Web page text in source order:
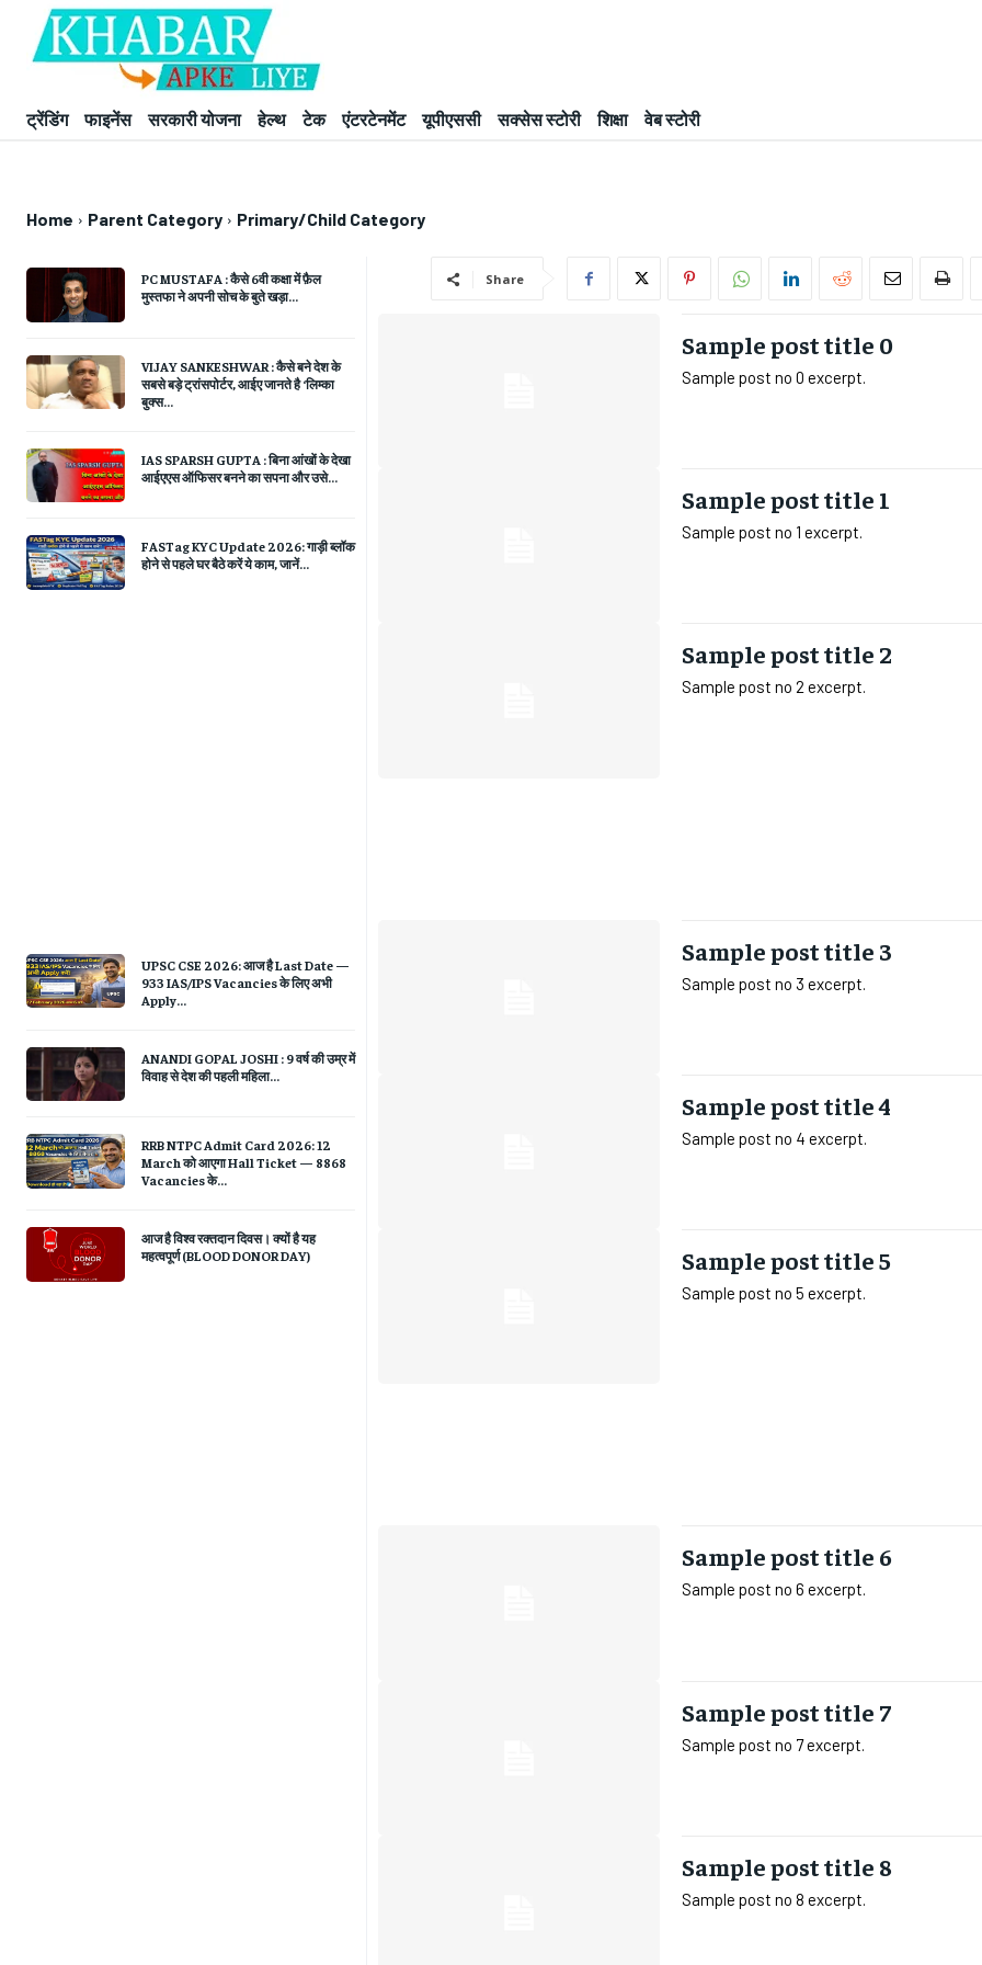
ट्रेंडिंग फाइनेंस सरकारी योजना हेल्थ टेक एंटरटेनमेंट यूपीएससी सक्सेस स्टोरी शिक्षा वेब स्टोरी
Home Parent Category Primary/Child Category
PC MUSTAFA : कैसे 6वी कक्षा में फ़ैल
मुस्तफा ने अपनी सोच के बुते खड़ा...
VIJAY SANKESHWAR : कैसे बने देश के
सबसे बड़े ट्रांसपोर्टर, आईए जानते है ‘लिम्का
बुक्स...
IAS SPARSH GUPTA : बिना आंखों के देखा
आईएएस ऑफिसर बनने का सपना और उसे...
FASTag KYC Update 2026: गाड़ी ब्लॉक
होने से पहले घर बैठे करें ये काम, जानें...
UPSC CSE 2026: आज है Last Date —
933 IAS/IPS Vacancies के लिए अभी
Apply...
ANANDI GOPAL JOSHI : 9 वर्ष की उम्र में
विवाह से देश की पहली महिला...
RRB NTPC Admit Card 2026: 12
March को आएगा Hall Ticket — 8868
Vacancies के...
आज है विश्व रक्तदान दिवस। क्यों है यह
महत्वपूर्ण (BLOOD DONOR DAY)
Share
Sample post title 0
Sample post no 0 excerpt.
Sample post title 1
Sample post no 1 excerpt.
Sample post title 2
Sample post no 2 excerpt.
Sample post title 3
Sample post no 3 excerpt.
Sample post title 4
Sample post no 4 excerpt.
Sample post title 5
Sample post no 5 excerpt.
Sample post title 6
Sample post no 6 excerpt.
Sample post title 7
Sample post no 7 excerpt.
Sample post title 8
Sample post no 8 excerpt.